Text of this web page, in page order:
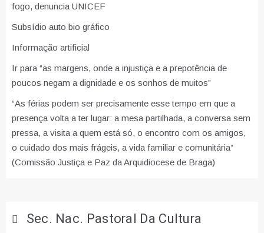
fogo, denuncia UNICEF
Subsídio auto bio gráfico
Informação artificial
Ir para “as margens, onde a injustiça e a prepotência de
poucos negam a dignidade e os sonhos de muitos”
“As férias podem ser precisamente esse tempo em que a
presença volta a ter lugar: a mesa partilhada, a conversa sem
pressa, a visita a quem está só, o encontro com os amigos,
o cuidado dos mais frágeis, a vida familiar e comunitária”
(Comissão Justiça e Paz da Arquidiocese de Braga)
Sec. Nac. Pastoral Da Cultura